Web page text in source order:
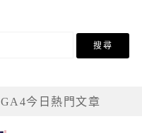
GA4今日熱門文章